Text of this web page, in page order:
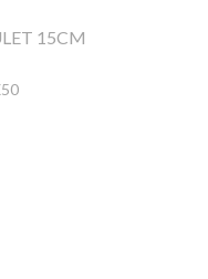
15CM